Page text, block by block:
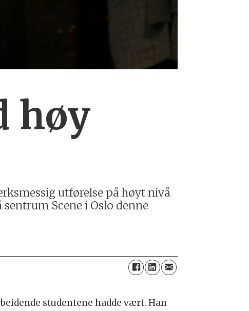
høy
utførelse på høyt nivå
Scene i Oslo denne
studentene hadde vært. Han